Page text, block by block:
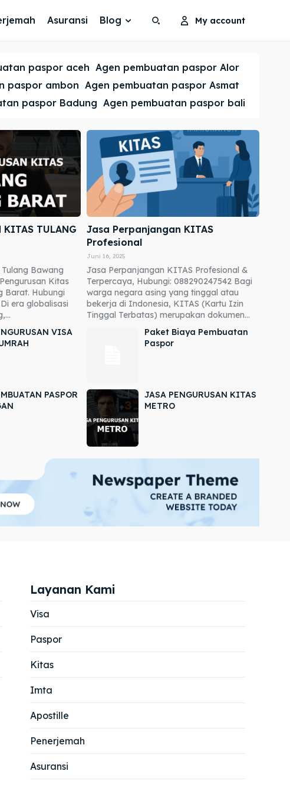
Cari
Cari
Asuransi Blog My account
paspor aceh Agen pembuatan paspor Alor
paspor ambon Agen pembuatan paspor Asmat
paspor Badung Agen pembuatan paspor bali
KITAS TULANG
Bawang
Kitas
Barat. Hubungi
era globalisasi
Jasa Perpanjangan KITAS
Profesional
Juni 16, 2025
Jasa Perpanjangan KITAS Profesional &
Terpercaya, Hubungi: 088290247542 Bagi
warga negara asing yang tinggal atau
bekerja di Indonesia, KITAS (Kartu Izin
Tinggal Terbatas) merupakan dokumen...
VISA
Paket Biaya Pembuatan
Paspor
PASPOR
JASA PENGURUSAN KITAS
METRO
Layanan Kami
Visa
Paspor
Kitas
Imta
Apostille
Penerjemah
Asuransi